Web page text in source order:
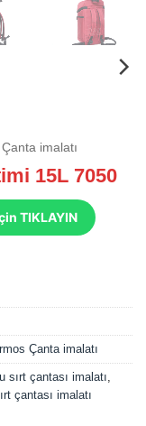
imalatı
15L 7050
TIKLAYIN
Çanta imalatı
sırt çantası imalatı,
çantası imalatı